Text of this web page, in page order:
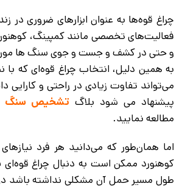
چراغ قوه‌ها به عنوان ابزارهای ضروری در
فعالیت‌های تخصصی مانند کمپینگ،
و حتی در کشف و جست و جوی سنگ ها مورد
به همین دلیل، انتخاب چراغ قوه‌ای که با
می‌تواند تفاوت زیادی در راحتی و کارایی
پیشنهاد می شود بلاگ تشخیص سنگ
مطالعه نمایید.
اما همان‌طور که می‌دانید هر فرد
کوهنورد ممکن است به دنبال چراغ
طول مسیر حمل آن مشکلی نداشته باشد